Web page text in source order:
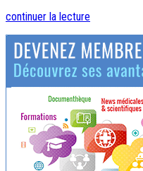
continuer la lecture